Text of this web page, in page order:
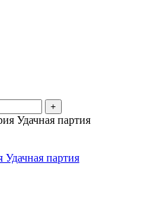
+
Удачная партия